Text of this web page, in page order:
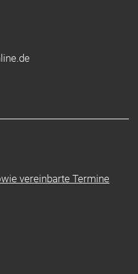
Belt Split,
RX822, langer Käfig
RX610
vereinbarte Termine